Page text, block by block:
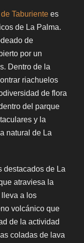
Taburiente es
de La Palma.
de
por un
Dentro de la
riachuelos
de flora
del parque
y la
natural de La
destacados de La
atraviesa la
a los
volcánico que
de la actividad
coladas de lava